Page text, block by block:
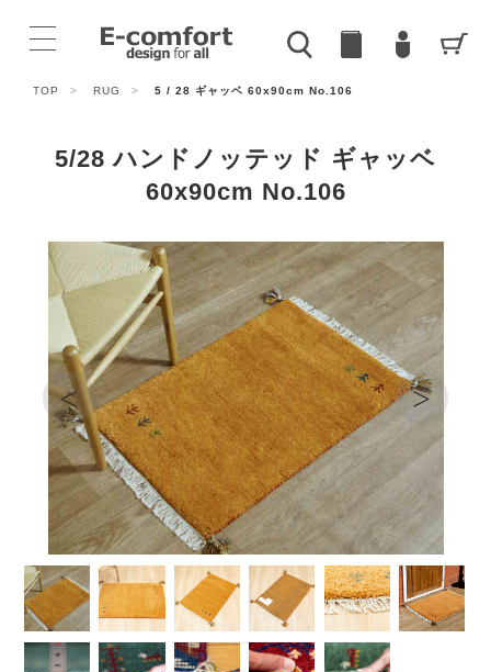
TOP > RUG > 5 / 28 ギャッベ 60x90cm No.106
5/28 ハンドノッテッド ギャッベ
60x90cm No.106
< >